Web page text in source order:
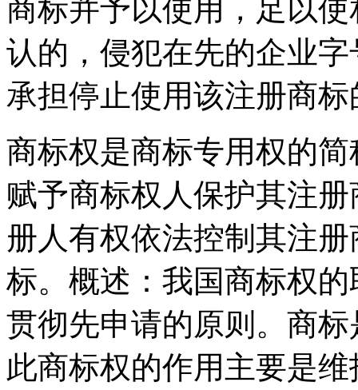
商标并予以使用，足以
认的，侵犯在先的企业
承担停止使用该注册商
商标权是商标专用权的
赋予商标权人保护其注
册人有权依法控制其注
标。概述：我国商标权
贯彻先申请的原则。商
此商标权的作用主要是